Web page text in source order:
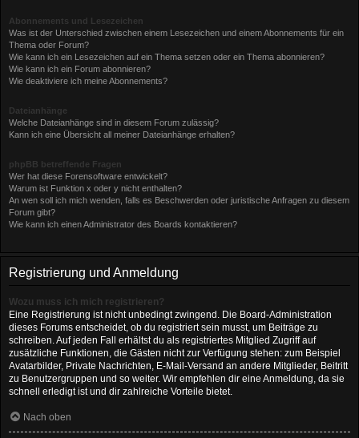
Abonnements und Lesezeichen
Was ist der Unterschied zwischen einem Lesezeichen und einem Abonnements für ein
Thema oder Forum?
Wie kann ich ein Lesezeichen auf ein Thema setzen oder ein Thema abonnieren?
Wie kann ich ein Forum abonnieren?
Wie deaktiviere ich meine Abonnements?
Dateianhänge
Welche Dateianhänge sind in diesem Forum zulässig?
Kann ich eine Übersicht all meiner Dateianhänge erhalten?
phpBB betreffende Fragen
Wer hat diese Forensoftware entwickelt?
Warum ist Funktion x oder y nicht enthalten?
An wen soll ich mich wenden, falls es Beschwerden oder juristische Anfragen zu diesem
Forum gibt?
Wie kann ich einen Administrator des Boards kontaktieren?
Registrierung und Anmeldung
Wozu muss ich mich registrieren?
Eine Registrierung ist nicht unbedingt zwingend. Die Board-Administration
dieses Forums entscheidet, ob du registriert sein musst, um Beiträge zu
schreiben. Auf jeden Fall erhältst du als registriertes Mitglied Zugriff auf
zusätzliche Funktionen, die Gästen nicht zur Verfügung stehen: zum Beispiel
Avatarbilder, Private Nachrichten, E-Mail-Versand an andere Mitglieder, Beitritt
zu Benutzergruppen und so weiter. Wir empfehlen dir eine Anmeldung, da sie
schnell erledigt ist und dir zahlreiche Vorteile bietet.
Nach oben